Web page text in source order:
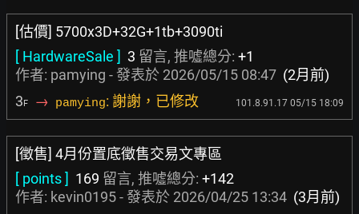
[估價] 5700x3D+32G+1tb+3090ti
[ HardwareSale ] 3 留言, 推噓總分: +1
作者: pamying - 發表於 2026/05/15 08:47 (2月前)
3F → pamying: 謝謝，已修改 101.8.91.17 05/15 18:09
[徵售] 4月份置底徵售交易文專區
[ points ] 169 留言, 推噓總分: +142
作者: kevin0195- 發表於 2026/04/25 13:34 (3月前)